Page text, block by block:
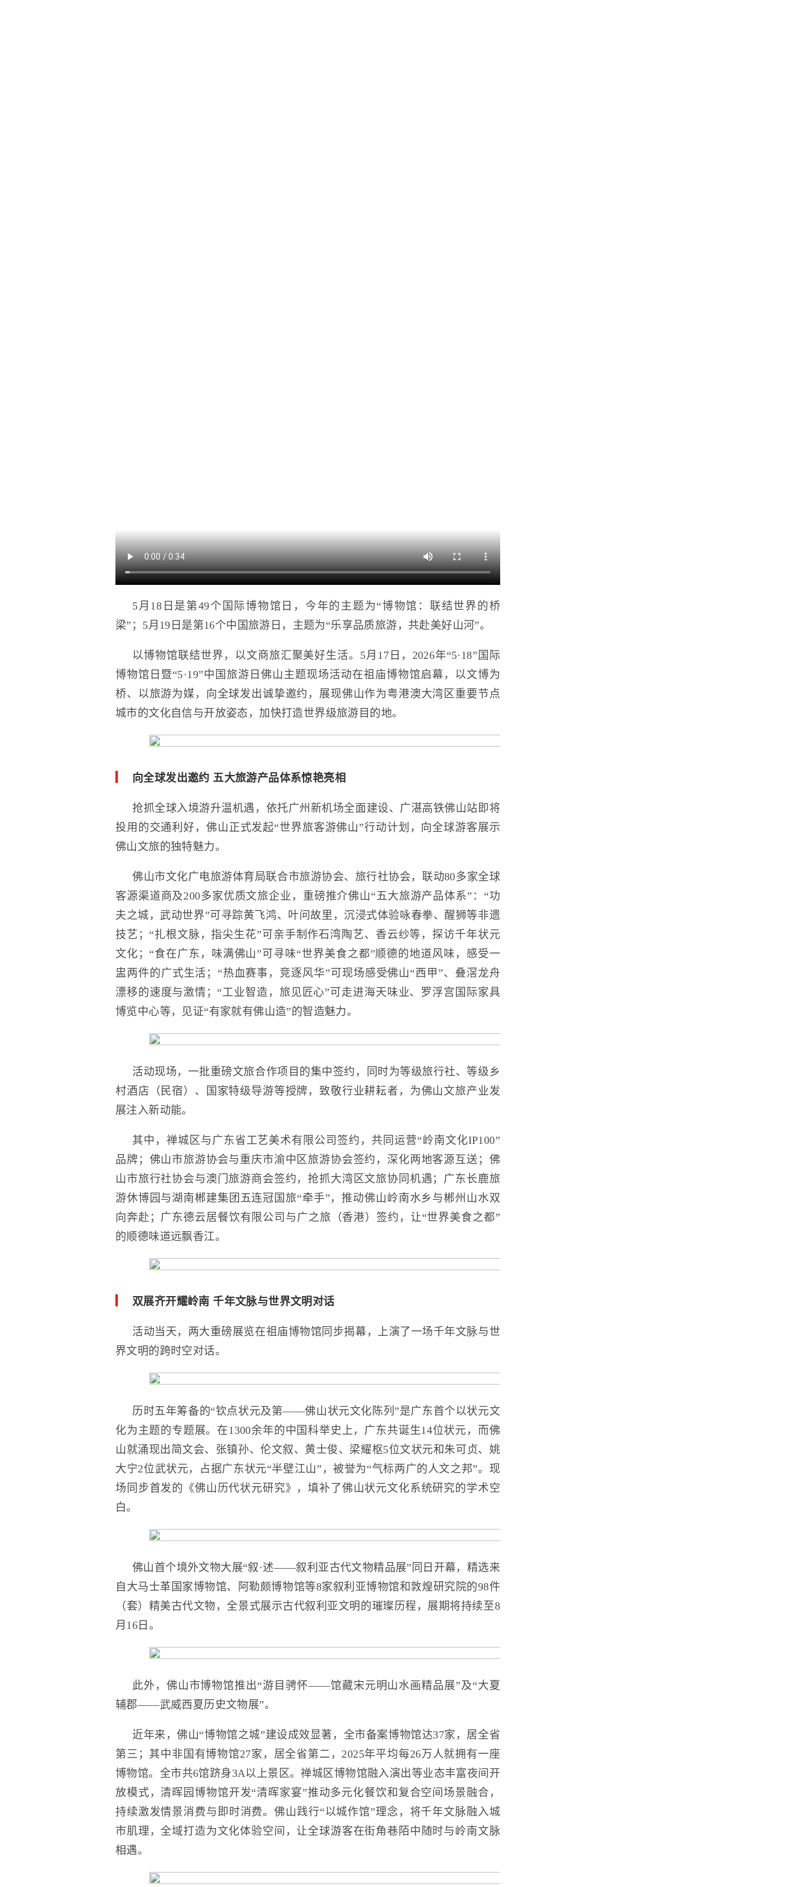
5月18日是第49个国际博物馆日，今年的主题为“博物馆：联结世界的桥
梁”；5月19日是第16个中国旅游日，主题为“乐享品质旅游，共赴美好山河”。
以博物馆联结世界，以文商旅汇聚美好生活。5月17日，2026年“5·18”国际
博物馆日暨“5·19”中国旅游日佛山主题现场活动在祖庙博物馆启幕，以文博为
桥、以旅游为媒，向全球发出诚挚邀约，展现佛山作为粤港澳大湾区重要节点
城市的文化自信与开放姿态，加快打造世界级旅游目的地。
向全球发出邀约 五大旅游产品体系惊艳亮相
抢抓全球入境游升温机遇，依托广州新机场全面建设、广湛高铁佛山站即将
投用的交通利好，佛山正式发起“世界旅客游佛山”行动计划，向全球游客展示
佛山文旅的独特魅力。
佛山市文化广电旅游体育局联合市旅游协会、旅行社协会，联动80多家全球
客源渠道商及200多家优质文旅企业，重磅推介佛山“五大旅游产品体系”：“功
夫之城，武动世界”可寻踪黄飞鸿、叶问故里，沉浸式体验咏春拳、醒狮等非遗
技艺；“扎根文脉，指尖生花”可亲手制作石湾陶艺、香云纱等，探访千年状元
文化；“食在广东，味满佛山”可寻味“世界美食之都”顺德的地道风味，感受一
盅两件的广式生活；“热血赛事，竞逐风华”可现场感受佛山“西甲”、叠滘龙舟
漂移的速度与激情；“工业智造，旅见匠心”可走进海天味业、罗浮宫国际家具
博览中心等，见证“有家就有佛山造”的智造魅力。
活动现场，一批重磅文旅合作项目的集中签约，同时为等级旅行社、等级乡
村酒店（民宿）、国家特级导游等授牌，致敬行业耕耘者，为佛山文旅产业发
展注入新动能。
其中，禅城区与广东省工艺美术有限公司签约，共同运营“岭南文化IP100”
品牌；佛山市旅游协会与重庆市渝中区旅游协会签约，深化两地客源互送；佛
山市旅行社协会与澳门旅游商会签约，抢抓大湾区文旅协同机遇；广东长鹿旅
游休博园与湖南郴建集团五连冠国旅“牵手”，推动佛山岭南水乡与郴州山水双
向奔赴；广东德云居餐饮有限公司与广之旅（香港）签约，让“世界美食之都”
的顺德味道远飘香江。
双展齐开耀岭南 千年文脉与世界文明对话
活动当天，两大重磅展览在祖庙博物馆同步揭幕，上演了一场千年文脉与世
界文明的跨时空对话。
历时五年筹备的“钦点状元及第——佛山状元文化陈列”是广东首个以状元文
化为主题的专题展。在1300余年的中国科举史上，广东共诞生14位状元，而佛
山就涌现出简文会、张镇孙、伦文叙、黄士俊、梁耀枢5位文状元和朱可贞、姚
大宁2位武状元，占据广东状元“半壁江山”，被誉为“气标两广的人文之邦”。现
场同步首发的《佛山历代状元研究》，填补了佛山状元文化系统研究的学术空
白。
佛山首个境外文物大展“叙·述——叙利亚古代文物精品展”同日开幕，精选来
自大马士革国家博物馆、阿勒颇博物馆等8家叙利亚博物馆和敦煌研究院的98件
（套）精美古代文物，全景式展示古代叙利亚文明的璀璨历程，展期将持续至8
月16日。
此外，佛山市博物馆推出“游目骋怀——馆藏宋元明山水画精品展”及“大夏
辅郡——武威西夏历史文物展”。
近年来，佛山“博物馆之城”建设成效显著，全市备案博物馆达37家，居全省
第三；其中非国有博物馆27家，居全省第二，2025年平均每26万人就拥有一座
博物馆。全市共6馆跻身3A以上景区。禅城区博物馆融入演出等业态丰富夜间开
放模式，清晖园博物馆开发“清晖家宴”推动多元化餐饮和复合空间场景融合，
持续激发情景消费与即时消费。佛山践行“以城作馆”理念，将千年文脉融入城
市肌理，全域打造为文化体验空间，让全球游客在街角巷陌中随时与岭南文脉
相遇。